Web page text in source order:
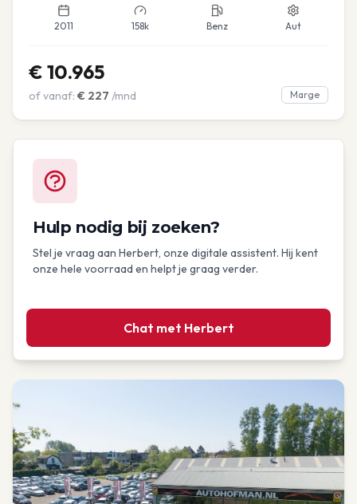
2011 158k Benz Aut
€ 10.965
of vanaf: € 227 /mnd Marge
Hulp nodig bij zoeken?
Stel je vraag aan Herbert, onze digitale assistent. Hij kent
onze hele voorraad en helpt je graag verder.
Chat met Herbert